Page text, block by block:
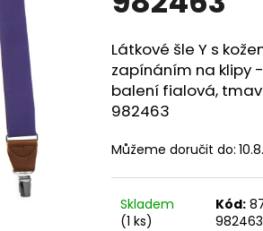
Látkové šle Y s
zapínáním na klipy
balení fialová,
982463
Můžeme doručit do:
Skladem
(1 ks)
Kód:
MM, MOTÝLEK A KAPESNÍČEK